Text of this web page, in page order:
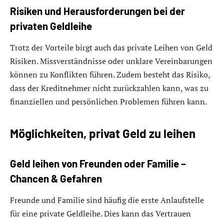
Risiken und Herausforderungen bei der
privaten Geldleihe
Trotz der Vorteile birgt auch das private Leihen von Geld
Risiken. Missverständnisse oder unklare Vereinbarungen
können zu Konflikten führen. Zudem besteht das Risiko,
dass der Kreditnehmer nicht zurückzahlen kann, was zu
finanziellen und persönlichen Problemen führen kann.
Möglichkeiten, privat Geld zu leihen
Geld leihen von Freunden oder Familie –
Chancen & Gefahren
Freunde und Familie sind häufig die erste Anlaufstelle
für eine private Geldleihe. Dies kann das Vertrauen